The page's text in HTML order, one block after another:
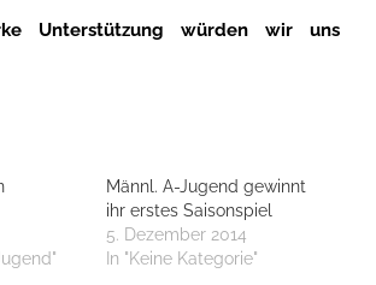
Unterstützung würden wir uns
Männl. A-Jugend gewinnt
ihr erstes Saisonspiel
5. Dezember 2014
In "Keine Kategorie"